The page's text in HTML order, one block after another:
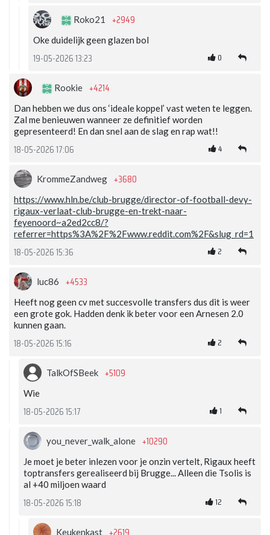
Roko21 +2949
Oke duidelijk geen glazen bol
19-05-2026 13:23 0
Rookie +4214
Dan hebben we dus ons ‘ideale koppel’ vast weten te leggen.
Zal me benieuwen wanneer ze definitief worden
gepresenteerd! En dan snel aan de slag en rap wat!!
18-05-2026 17:06 4
KrommeZandweg +3680
https://www.hln.be/club-brugge/director-of-football-devy-
rigaux-verlaat-club-brugge-en-trekt-naar-
feyenoord~a2ed2cc8/?
referrer=https%3A%2F%2Fwww.reddit.com%2F&slug_rd=1
18-05-2026 15:36 2
luc86 +4533
Heeft nog geen cv met succesvolle transfers dus dit is weer
een grote gok. Hadden denk ik beter voor een Arnesen 2.0
kunnen gaan.
18-05-2026 15:16 2
TalkOfSBeek +5109
Wie
18-05-2026 15:17 1
you_never_walk_alone +10290
Je moet je beter inlezen voor je onzin vertelt, Rigaux heeft
toptransfers gerealiseerd bij Brugge... Alleen die Tsolis is
al +40 miljoen waard
18-05-2026 15:18 12
Keukenkast